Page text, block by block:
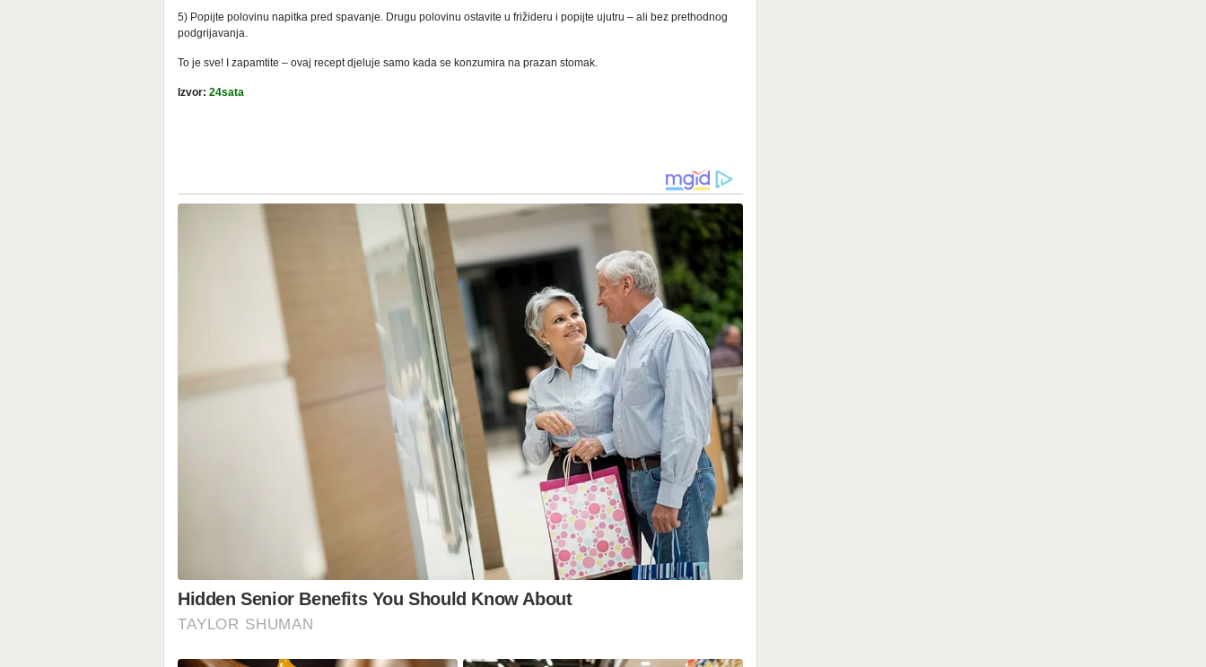
5) Popijte polovinu napitka pred spavanje. Drugu polovinu ostavite u frižideru i popijte ujutru – ali bez prethodnog
podgrijavanja.
To je sve! I zapamtite – ovaj recept djeluje samo kada se konzumira na prazan stomak.
Izvor: 24sata